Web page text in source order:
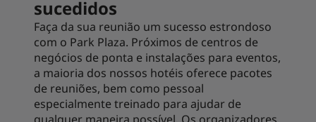
sucedidos
Faça da sua reunião um sucesso estrondoso
com o Park Plaza. Próximos de centros de
negócios de ponta e instalações para eventos,
a maioria dos nossos hotéis oferece pacotes
de reuniões, bem como pessoal
especialmente treinado para ajudar de